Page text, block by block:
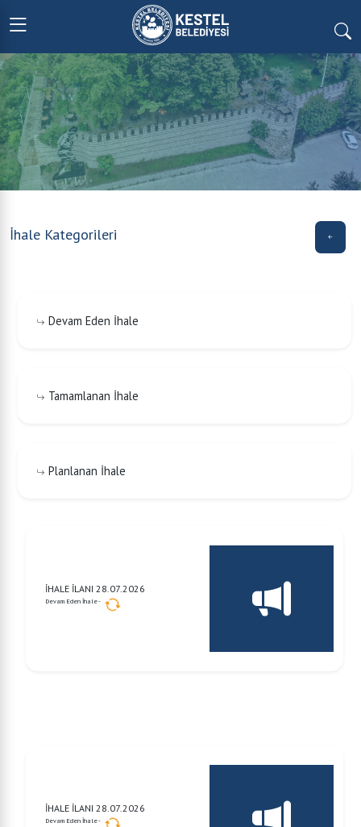
İhale Kategorileri
Devam Eden İhale
Tamamlanan İhale
Planlanan İhale
İHALE İLANI 28.07.2026
Devam Eden İhale -
İHALE İLANI 28.07.2026
Devam Eden İhale -